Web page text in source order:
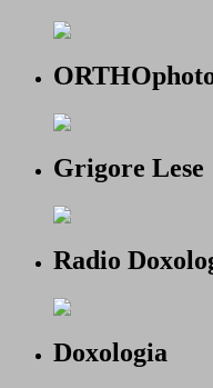
Grigore Lese
Radio
Doxologia